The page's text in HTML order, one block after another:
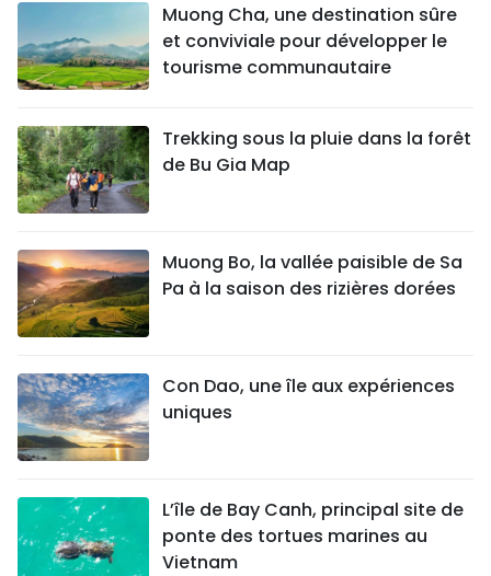
Muong Cha, une destination sûre
et conviviale pour développer le
tourisme communautaire
Trekking sous la pluie dans la forêt
de Bu Gia Map
Muong Bo, la vallée paisible de Sa
Pa à la saison des rizières dorées
Con Dao, une île aux expériences
uniques
L’île de Bay Canh, principal site de
ponte des tortues marines au
Vietnam